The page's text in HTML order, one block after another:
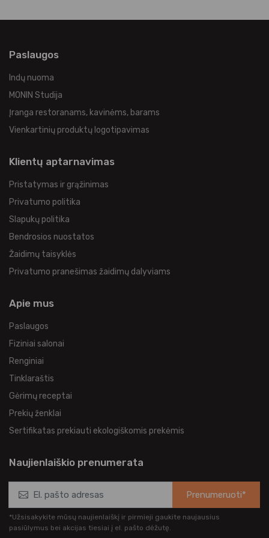
Paslaugos
Indų nuoma
MONIN Studija
Įranga restoranams, kavinėms, barams
Vienkartinių produktų logotipavimas
Klientų aptarnavimas
Pristatymas ir grąžinimas
Privatumo politika
Slapukų politika
Bendrosios nuostatos
Žaidimų taisyklės
Privatumo pranešimas žaidimų dalyviams
Apie mus
Paslaugos
Fiziniai salonai
Renginiai
Tinklaraštis
Gėrimų receptai
Prekių ženklai
Sertifikatas prekiauti ekologiškomis prekėmis
Naujienlaiškio prenumerata
Prenumeruoti*
*Užsisakykite mūsų naujienlaiškį ir pirmieji gaukite naujausius
pasiūlymus bei akcijas tiesiai į el. pašto dėžutę.